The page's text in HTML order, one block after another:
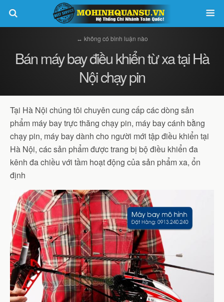
↔ không có bình luận nào
Bán máy bay điều khiển từ xa tại Hà
Nội chạy pin
Tại Hà Nội chúng tôi chuyên cung cấp các dòng sản
phẩm máy bay trực thăng chạy pin, máy bay cánh bằng
chạy pin, máy bay dành cho người mới tập điều khiển tại
Hà Nội, các sản phẩm được trang bị bộ điều khiển đa
kênh đa chiều với tầm hoạt động của sản phẩm xa, ổn
định